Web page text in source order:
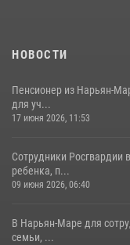
НОВОСТИ
Пенсионер из Нарьян-
для уч...
17 июня 2026, 11:53
Сотрудники Росгвардии
ребенка, п...
09 июня 2026, 06:40
В Нарьян-Маре для
семьи, ...